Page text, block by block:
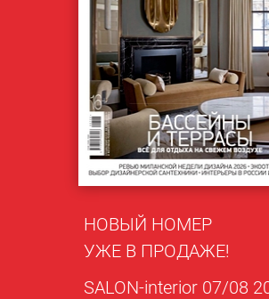
НОВЫЙ НОМЕР
УЖЕ В ПРОДАЖЕ!
SALON-interior 07/08